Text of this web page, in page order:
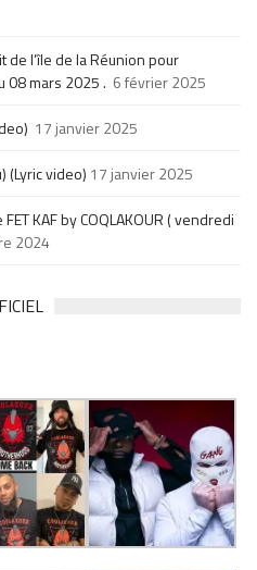
de l’île de la Réunion pour
08 mars 2025 . 6 février 2025
17 janvier 2025
(Lyric video) 17 janvier 2025
KAF by COQLAKOUR ( vendredi
2024